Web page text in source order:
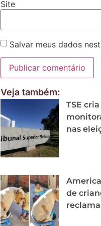
Site
Salvar meus dados
Veja também:
TSE
nas
de